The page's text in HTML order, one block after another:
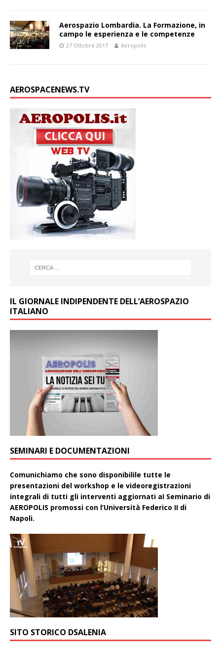
Aerospazio Lombardia. La Formazione, in
campo le esperienza e le competenze
27 Ottobre 2017 Aeropolis
AEROSPACENEWS.TV
IL GIORNALE INDIPENDENTE DELL’AEROSPAZIO
ITALIANO
SEMINARI E DOCUMENTAZIONI
Comunichiamo che sono disponibilile tutte le
presentazioni del workshop e le videoregistrazioni
integrali di tutti gli interventi aggiornati aI Seminario di
AEROPOLIS promossi con l’Università Federico II di
Napoli.
SITO STORICO DSALENIA